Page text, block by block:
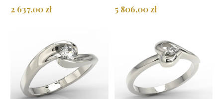
2 637,00 zł 5 806,00 zł